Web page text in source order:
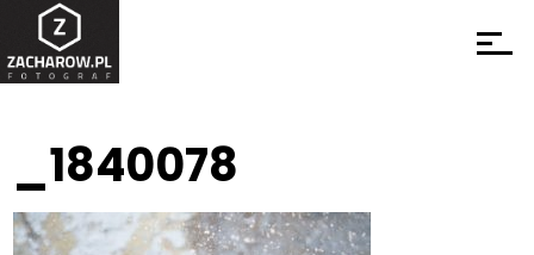
_1840078